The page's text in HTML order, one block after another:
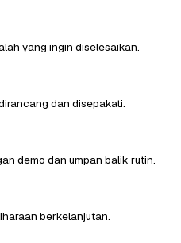
yang ingin diselesaikan.
dan disepakati.
demo dan umpan balik rutin.
berkelanjutan.